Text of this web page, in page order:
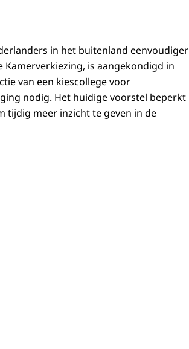
in het buitenland eenvoudiger
is aangekondigd in
van een kiescollege voor
nodig. Het huidige voorstel beperkt
tijdig meer inzicht te geven in de